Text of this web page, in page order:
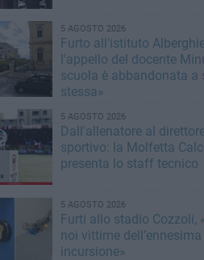
5 AGOSTO 2026
Furto all'istituto
l'appello del docente
scuola è abbandonata a
stessa»
5 AGOSTO 2026
Dall'allenatore al
sportivo: la Molfetta
presenta lo staff tecnico
5 AGOSTO 2026
Furti allo stadio Cozzoli,
noi vittime dell’ennesima
incursione»